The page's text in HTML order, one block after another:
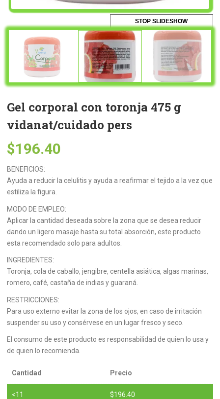
STOP SLIDESHOW
Gel corporal con toronja 475 g
vidanat/cuidado pers
$196.40
BENEFICIOS:
Ayuda a reducir la celulitis y ayuda a reafirmar el tejido a la vez que
estiliza la figura.
MODO DE EMPLEO:
Aplicar la cantidad deseada sobre la zona que se desea reducir
dando un ligero masaje hasta su total absorción, este producto
esta recomendado solo para adultos.
INGREDIENTES:
Toronja, cola de caballo, jengibre, centella asiática, algas marinas,
romero, café, castaña de indias y guaraná.
RESTRICCIONES:
Para uso externo evitar la zona de los ojos, en caso de irritación
suspender su uso y consérvese en un lugar fresco y seco.
El consumo de este producto es responsabilidad de quien lo usa y
de quien lo recomienda.
Cantidad Precio
<11 $196.40